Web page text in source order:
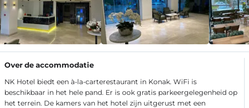
Over de accommodatie
NK Hotel biedt een à-la-carterestaurant in Konak. WiFi is
beschikbaar in het hele pand. Er is ook gratis parkeergelegenheid op
het terrein. De kamers van het hotel zijn uitgerust met een